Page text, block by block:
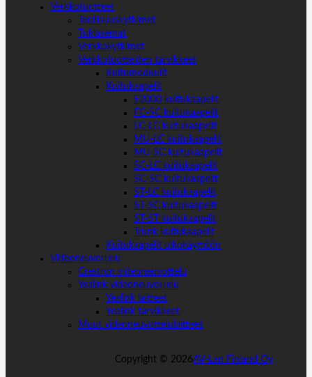
Verkkotuotteet
Teollisuuskytkimet
Tukiasemat
Verkkokytkimet
Verkkotuotteiden tarvikkeet
Kuitumoduulit
Kuitukaapelit
E2000 kuitukaapelit
FC-SC kuitukaapelit
LC-LC kuitukaapelit
MU-LC kuitukaapelit
MU-SC kuitukaapelit
SC-LC kuitukaapelit
SC-SC kuitukaapelit
ST-LC kuitukaapelit
ST-SC kuitukaapelit
ST-ST kuitukaapelit
Trunk kuitukaapelit
Kuitukaapelit ulkokäyttöön
Videoneuvottelu
Crestron videoneuvottelu
Yealink videoneuvottelu
Yealink laitteet
Yealink tarvikkeet
Muut videoneuvottelulaitteet
Copyright © 2026AV-Lan Finland Oy